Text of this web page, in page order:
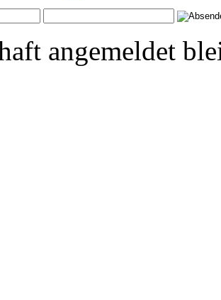
angemeldet